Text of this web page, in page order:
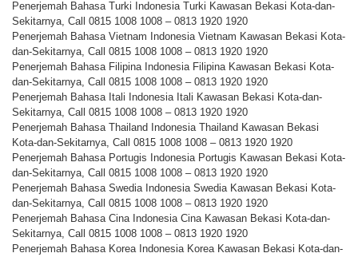
Penerjemah Bahasa Turki Indonesia Turki Kawasan Bekasi Kota-dan-
Sekitarnya, Call 0815 1008 1008 – 0813 1920 1920
Penerjemah Bahasa Vietnam Indonesia Vietnam Kawasan Bekasi Kota-
dan-Sekitarnya, Call 0815 1008 1008 – 0813 1920 1920
Penerjemah Bahasa Filipina Indonesia Filipina Kawasan Bekasi Kota-
dan-Sekitarnya, Call 0815 1008 1008 – 0813 1920 1920
Penerjemah Bahasa Itali Indonesia Itali Kawasan Bekasi Kota-dan-
Sekitarnya, Call 0815 1008 1008 – 0813 1920 1920
Penerjemah Bahasa Thailand Indonesia Thailand Kawasan Bekasi
Kota-dan-Sekitarnya, Call 0815 1008 1008 – 0813 1920 1920
Penerjemah Bahasa Portugis Indonesia Portugis Kawasan Bekasi Kota-
dan-Sekitarnya, Call 0815 1008 1008 – 0813 1920 1920
Penerjemah Bahasa Swedia Indonesia Swedia Kawasan Bekasi Kota-
dan-Sekitarnya, Call 0815 1008 1008 – 0813 1920 1920
Penerjemah Bahasa Cina Indonesia Cina Kawasan Bekasi Kota-dan-
Sekitarnya, Call 0815 1008 1008 – 0813 1920 1920
Penerjemah Bahasa Korea Indonesia Korea Kawasan Bekasi Kota-dan-